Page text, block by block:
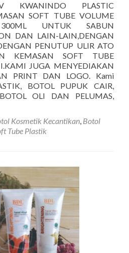
PLASTIC
SOFT TUBE VOLUME
UNTUK SABUN
DAN LAIN-LAIN,DENGAN
PENUTUP ULIR ATO
KEMASAN SOFT TUBE
JUGA MENYEDIAKAN
PRINT DAN LOGO. Kami
BOTOL PUPUK CAIR,
OLI DAN PELUMAS,
Kosmetik Kecantikan, Botol
Tube Plastik